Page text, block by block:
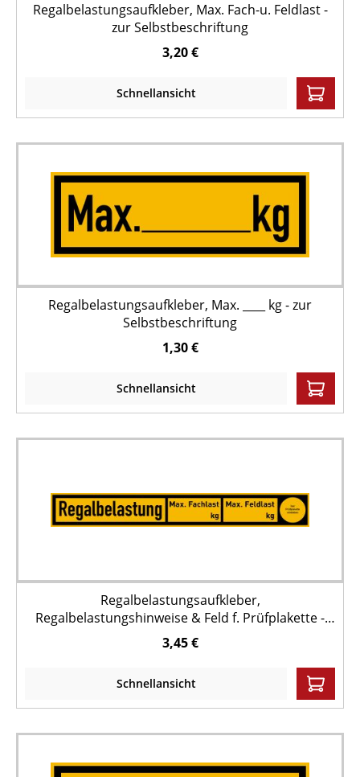
Regalbelastungsaufkleber, Max. Fach-u. Feldlast -
zur Selbstbeschriftung
3,20 €
Schnellansicht
Regalbelastungsaufkleber, Max. ____ kg - zur
Selbstbeschriftung
1,30 €
Schnellansicht
Regalbelastungsaufkleber,
Regalbelastungshinweise & Feld f. Prüfplakette -
zur Selbstbeschriftung
3,45 €
Schnellansicht